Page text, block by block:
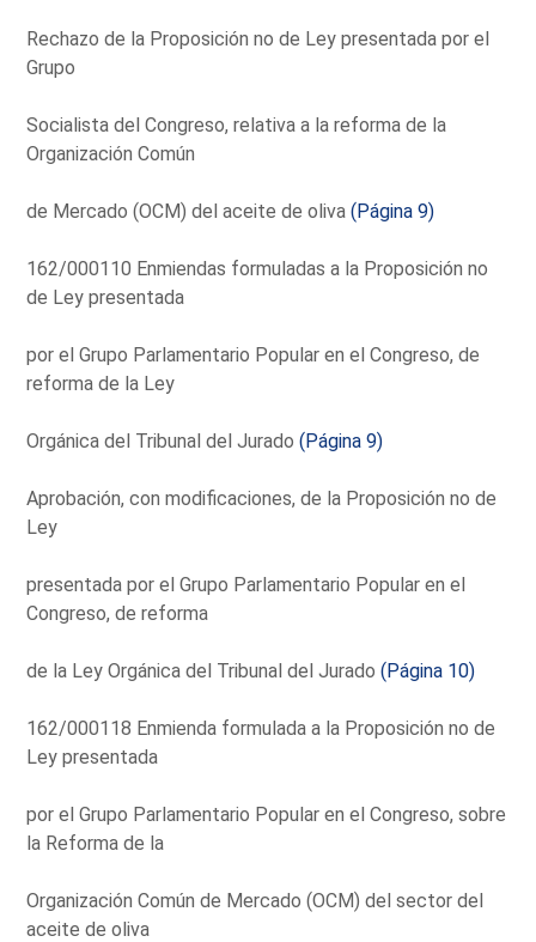
Rechazo de la Proposición no de Ley presentada por el
Grupo
Socialista del Congreso, relativa a la reforma de la
Organización Común
de Mercado (OCM) del aceite de oliva(Página 9)
162/000110 Enmiendas formuladas a la Proposición no
de Ley presentada
por el Grupo Parlamentario Popular en el Congreso, de
reforma de la Ley
Orgánica del Tribunal del Jurado(Página 9)
Aprobación, con modificaciones, de la Proposición no de
Ley
presentada por el Grupo Parlamentario Popular en el
Congreso, de reforma
de la Ley Orgánica del Tribunal del Jurado(Página 10)
162/000118 Enmienda formulada a la Proposición no de
Ley presentada
por el Grupo Parlamentario Popular en el Congreso, sobre
la Reforma de la
Organización Común de Mercado (OCM) del sector del
aceite de oliva